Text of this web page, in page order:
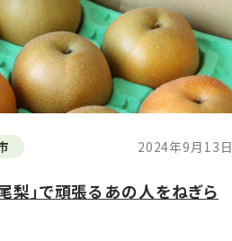
2024年9月13日
梨」で頑張るあの人をねぎら